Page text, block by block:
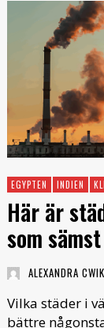
EGYPTEN INDIEN
Här är
som sämst
ALEXANDRA
Vilka städer i
bättre